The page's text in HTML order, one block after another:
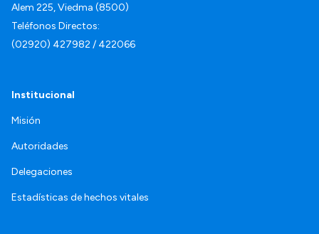
Alem 225, Viedma (8500)
Teléfonos Directos:
(02920) 427982 / 422066
Institucional
Misión
Autoridades
Delegaciones
Estadísticas de hechos vitales